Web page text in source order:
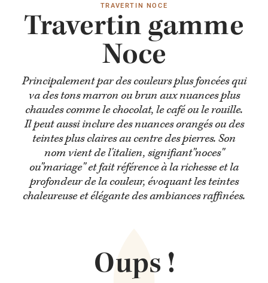
TRAVERTIN NOCE
Travertin gamme
Noce
Principalement par des couleurs plus foncées qui
va des tons marron ou brun aux nuances plus
chaudes comme le chocolat, le café ou le rouille.
Il peut aussi inclure des nuances orangés ou des
teintes plus claires au centre des pierres. Son
nom vient de l'italien, signifiant"noces"
ou"mariage" et fait référence à la richesse et la
profondeur de la couleur, évoquant les teintes
chaleureuse et élégante des ambiances raffinées.
Oups !